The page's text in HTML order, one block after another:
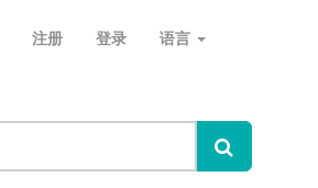
注册 登录 语言